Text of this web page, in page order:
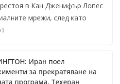
в Кан Дженифър Лопес
мрежи, след като
Иран поел
за прекратяване на
програма, Техеран